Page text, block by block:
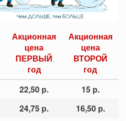
Акционная
цена
ПЕРВЫЙ
год
Акционная
цена
ВТОРОЙ
год
22,50 р.
15 р.
24,75 р.
16,50 р.